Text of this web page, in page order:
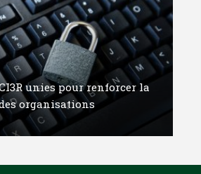
unies pour renforcer la
organisations